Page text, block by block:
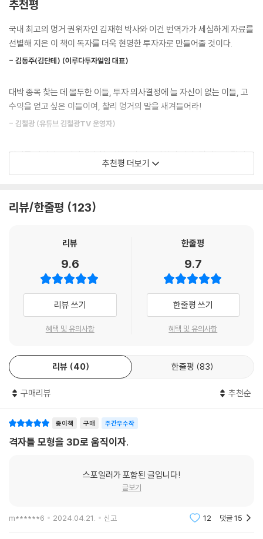
된다고 강조했다. 그의 비문에는 다음과 같은 글이 새겨져 있다. “지극히
--- 「2장 세상을 살아가는 지혜 2」 중에서
그러나 다학제적 기법을 알고 있었던 쿡 선장은 네덜란드 배가 영국 배보
대체 뭐가 다르지?’라고 생각했습니다. 네덜란드 배는 모두 사워크라우트
(sauerkraut, 소금에 절인 양배추)를 싣고 다녔습니다. 그는 생각했습니
다. ‘나도 위험한 장기 항해를 떠날 때는 사워크라우트를 실어야겠어. 유용
--- 「2장 스탠퍼드대 법학대학원 강연」 중에서
고 배웁니다. 그러나 사실은 그 반대입니다. 아무것도 모르는 투자자라면
분산 투자를 해야 하지만 전문가가 분산 투자를 한다면 미친 짓입니다. 투
니다. 일생일대의 기회가 왔을 때 20%만 투자한다면 합리적인 선택이 아
닙니다. 그러나 그렇게 좋은 기회에 실제로 충분히 투자하는 사례는 매우
드뭅니다.”
--- 「3장 경제학에 대한 다학제적 접근과 주식 투자」 중에서
경제학의 여섯 번째 문제점은 다학제 관점 부족에 포함되는 문제로, 심리
학에 대한 무지에서 비롯되는 극심한 부작용입니다. 여기서도 매우 단순한
스에 소규모 카지노를 가지고 있다고 가정합시다. 카지노에는 표준 슬롯머
신 50대가 있습니다. 50대 모두 겉모습이 똑같고 기능도 똑같습니다. 배
다. 그런데 한 기계는 어느 곳에 설치해도 결국 당첨금이 25% 더 나옵니다.
--- 「3장 캘리포니아대 샌타바버라 허브 케이 학부 경제학과 강의」 중에서
난한 리처드의 연감』에서 “사람을 설득하려면 이성이 아니라 이익(이기
심)에 호소하라”라고 강조한 바 있다. 이 부분에서는 멍거 어록 중 재미있
에 우리도 일하는 시늉만 했다”라는 소련 근로자의 발언이다. 보상의 영향
학》을 멍거의 ‘오판의 심리학’ 연설문에서 영감을 받아 집필했고 ‘뻔뻔스럽
게 제목을 훔쳤다’라고 고백한 바 있다.
은 물론, 전 세계 많은 투자자가 멍거를 존경하며 그의 말 한마디에 귀를 쫑
오래도록 전설로 남을 투자계의 거인이다.
버핏을 ‘담배꽁초 투자’에서 벗어나게 한 사고법
멍거는 “경마와 주식 투자의 성공 비결이 똑같다”며 둘을 관통하는 원리인
‘패리 뮤추얼’ 시스템을 기억하라고 한다. 이 원리에 따라 “가격이 잘못 매
2009년 미국 철도회사 BNSF를 인수해 큰 수익을 거둔 것을 든다. 또 버
방식이 왜 효과적인지 설명한다.
아메리칸 익스프레스, 코카콜라, 질레트, 애플 등을 그 성공 사례로 든다.
요컨대 훌륭한 기업에 집중 투자하는 방식인데, 버핏은 이를 멍거에게서
배웠다고 한다. “훌륭한 기업을 적당한 가격에 사는 것이 적당한 기업을 훌
륭한 가격에 사는 것보다 훨씬 낫다”는 멍거의 방식을 접하고 비로소 벤저
민 그레이엄의 ‘담배꽁초 투자’에서 벗어날 수 있었다는 버핏은 “찰리는 이
학습 기계가 되어 ‘능력범위’를 확대하라
그 능력범위를 확대하려는 노력은 더 중요하다며 멍거는 배움을 멈추지 말
라고 조언한다. 능력범위를 확대해야 투자에서도 인생에서도 성공할 수 있
다는 멍거는 그 좋은 예로 페트로차이나와 애플에 투자해 큰 성공을 거둔
버핏은 2003년 페트로차이나에 거액(4억 8,800만 달러)을 투자했고 2
로차이나의 기업 가치와 경영 효율성은 좋아 보이지 않았지만, 2006년 원
추천평
국내 최고의 멍거 권위자인 김재현 박사와 이건 번역가가 세심하게 자료를
선별해 지은 이 책이 독자를 더욱 현명한 투자자로 만들어줄 것이다.
- 김동주(김단테) (이루다투자일임 대표)
대박 종목 찾는 데 몰두한 이들, 투자 의사결정에 늘 자신이 없는 이들, 고
수익을 얻고 싶은 이들이여, 찰리 멍거의 말을 새겨들어라!
- 김철광 (유튜브 김철광TV 운영자)
멍거를 버핏의 조력자로만 취급하는 것은 온당하지 않다. 멍거는 독립적
사고를 하는 위대한 투자자일 뿐만 아니라 버핏의 ‘멘토’이며, 자본주의에
- 김학균 (신영증권 리서치센터장)
다. 이 책을 읽는 독자의 투자와 인생에도 큰 도움이 될 수 있기를 바란다.
- 박성진 (이언투자자문 대표)
돈을 잃게 하는 심리를 경계하기 위해 워런 버핏은 찰리 멍거를 항상 곁에
두었다. 최근 자산시장의 총체적인 하락장에서 겸손해진 (나를 포함한) 투
자자들에게 이 책은 위기 극복을 위한 촌철살인의 지혜를 나눠줄 것이다.
멍거는 투자에서 가장 중요한 것은 IQ가 아니라 기질이고, 기질이란 합리
고스란히 담은 이 책을 매우 기쁜 마음으로 추천한다.
- 숙향 (『이웃집 워런 버핏, 숙향의 주식 투자 이야기』 저자)
거의 100년을 살아온 멍거의 직설을 접하면, 유행이나 트렌드 따위는 무
솔한 기록, 시대를 아우르는 통섭의 투자를 만나보자.
- 윤지호 (이베스트투자증권 리서치센터장)
멍거는 98세의 나이에도 불구하고 버핏과 함께 여전히 성장하고 있다. 버
추천평 더보기
리뷰/한줄평 123
리뷰
9.6
리뷰 쓰기
혜택 및 유의사항
한줄평
9.7
한줄평 쓰기
혜택 및 유의사항
리뷰 40 한줄평 83
구매리뷰 추천순
종이책 구매 주간우수작
격자틀 모형을 3D로 움직이자.
스포일러가 포함된 글입니다!
글보기
m******6 2024.04.21. 신고 12 댓글15